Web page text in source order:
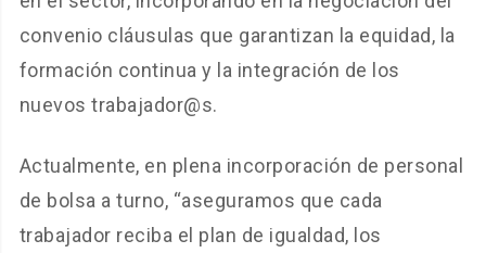
convenio cláusulas que garantizan la equidad, la
formación continua y la integración de los
nuevos trabajador@s.
Actualmente, en plena incorporación de personal
de bolsa a turno, “aseguramos que cada
trabajador reciba el plan de igualdad, los